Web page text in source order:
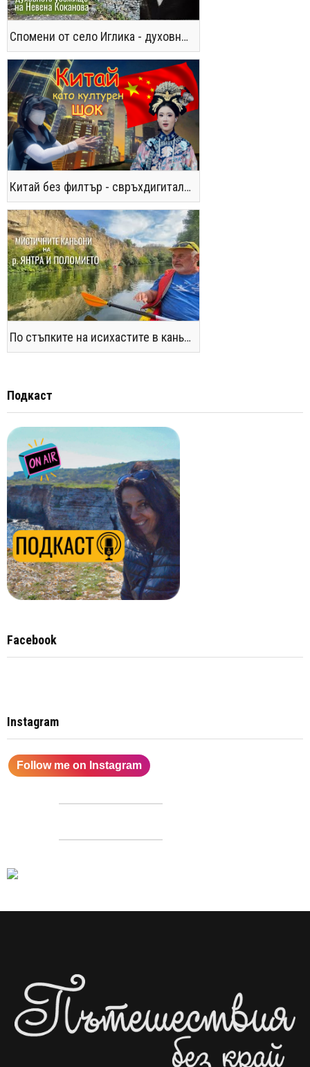
Спомени от село Иглика - духовното убежище на Невена Коканова
Китай без филтър - свръхдигитален, магнетичен, парадоксален
По стъпките на исихастите в каньоните на р. Янтра и Поломието
Подкаст
Facebook
Instagram
Follow me on Instagram